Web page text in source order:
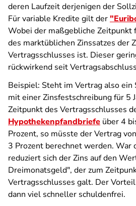
deren Laufzeit derjenigen der
Für variable Kredite gilt der
Wobei der maßgebliche Zeitpunkt
des marktüblichen Zinssatzes der
Vertragsschlusses ist. Dieser
rückwirkend seit
Beispiel: Steht im Vertrag also ein
mit einer Zinsfestschreibung für 5
Zeitpunkt des Vertragsschlusses
Hypothekenpfandbriefe über 4
Prozent, so müsste der Vertrag
3 Prozent berechnet werden. War
reduziert sich der Zins auf den
Dreimonatsgeld", der zum
Vertragsschlusses galt. Der
dann viel schneller schuldenfrei.